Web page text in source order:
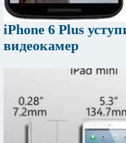
iPhone 6 Plus
видеокамер